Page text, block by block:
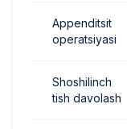
Appenditsit
operatsiyasi
Shoshilinch
tish davolash